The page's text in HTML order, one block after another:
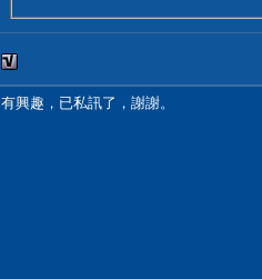
有興趣，已私訊了，謝謝。